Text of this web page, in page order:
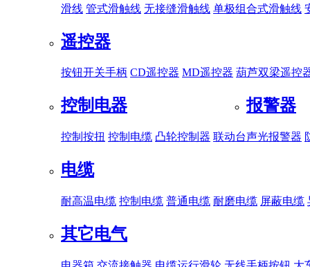
滑线 管式滑触线 无接缝滑触线 单极组合式滑触线
遥控器
按钮开关手柄 CD遥控器 MD遥控器 葫芦双梁遥控
控制电器
控制按扭 控制电缆 凸轮控制器 联动台
报警器
声光报警器
电缆
耐高温电缆 控制电缆 普通电缆 耐磨电缆 屏蔽电缆
其它电气